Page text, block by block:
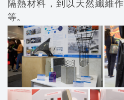
隔熱材料，到以天然纖維
等。